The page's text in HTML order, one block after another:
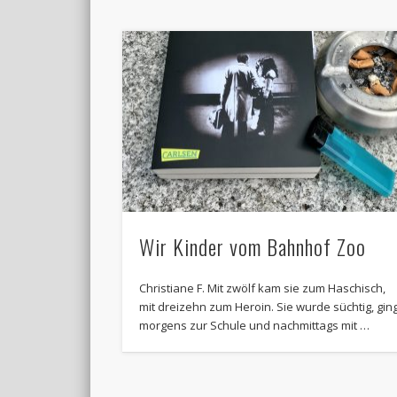
Wir Kinder vom Bahnhof Zoo
Christiane F. Mit zwölf kam sie zum Haschisch,
mit dreizehn zum Heroin. Sie wurde süchtig,
morgens zur Schule und nachmittags mit …